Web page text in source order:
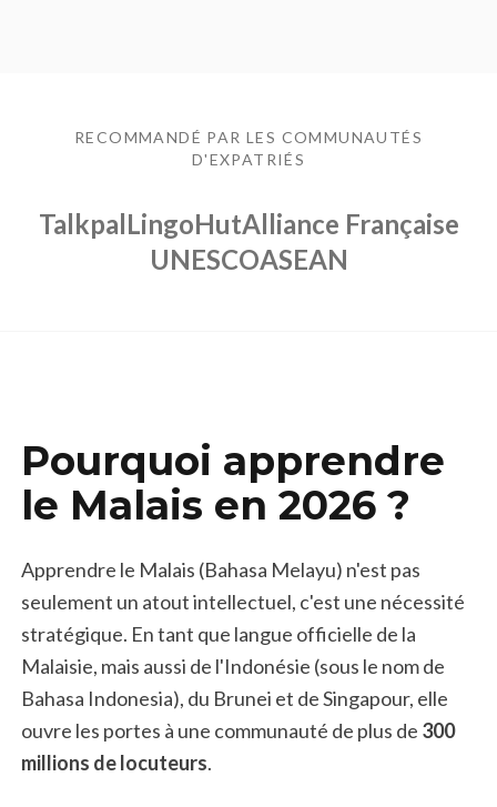
RECOMMANDÉ PAR LES COMMUNAUTÉS
D'EXPATRIÉS
TalkpalLingoHutAlliance Française
UNESCOASEAN
Pourquoi apprendre
le Malais en 2026 ?
Apprendre le Malais (Bahasa Melayu) n'est pas
seulement un atout intellectuel, c'est une nécessité
stratégique. En tant que langue officielle de la
Malaisie, mais aussi de l'Indonésie (sous le nom de
Bahasa Indonesia), du Brunei et de Singapour, elle
ouvre les portes à une communauté de plus de 300
millions de locuteurs.